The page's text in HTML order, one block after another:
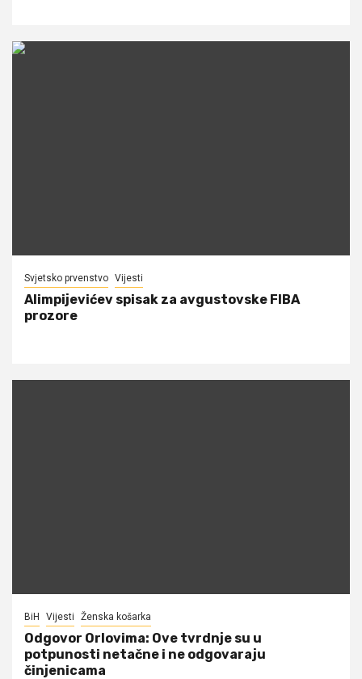
Svjetsko prvenstvo Vijesti
Alimpijevićev spisak za avgustovske FIBA
prozore
BiH Vijesti Ženska košarka
Odgovor Orlovima: ​Ove tvrdnje su u
potpunosti netačne i ne odgovaraju
činjenicama